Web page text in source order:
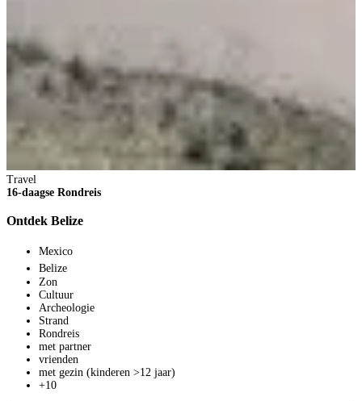
Travel
16-daagse Rondreis
Ontdek Belize
Mexico
Belize
Zon
Cultuur
Archeologie
Strand
Rondreis
met partner
vrienden
met gezin (kinderen >12 jaar)
+10